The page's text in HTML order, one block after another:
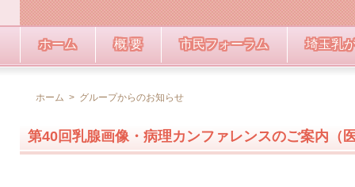
ホーム 概 要 市民フォーラム 埼玉乳
ホーム > グループからのお知らせ
第40回乳腺画像・病理カンファレンスのご案内（